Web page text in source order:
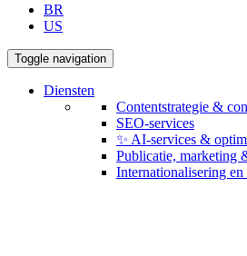
BR
US
Toggle navigation
Diensten
Contentstrategie &
SEO-services
✨ AI-services &
Publicatie, marketing
Internationalisering